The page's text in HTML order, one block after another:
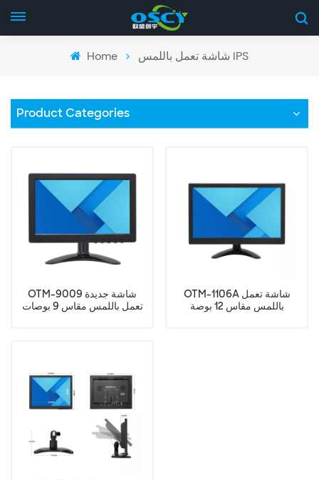
Home شاشة تعمل باللمس IPS
Product Categories
OTM-9009 شاشة جديدة
تعمل باللمس مقاس 9 بوصات
OTM-1106A شاشة تعمل
باللمس مقاس 12 بوصة